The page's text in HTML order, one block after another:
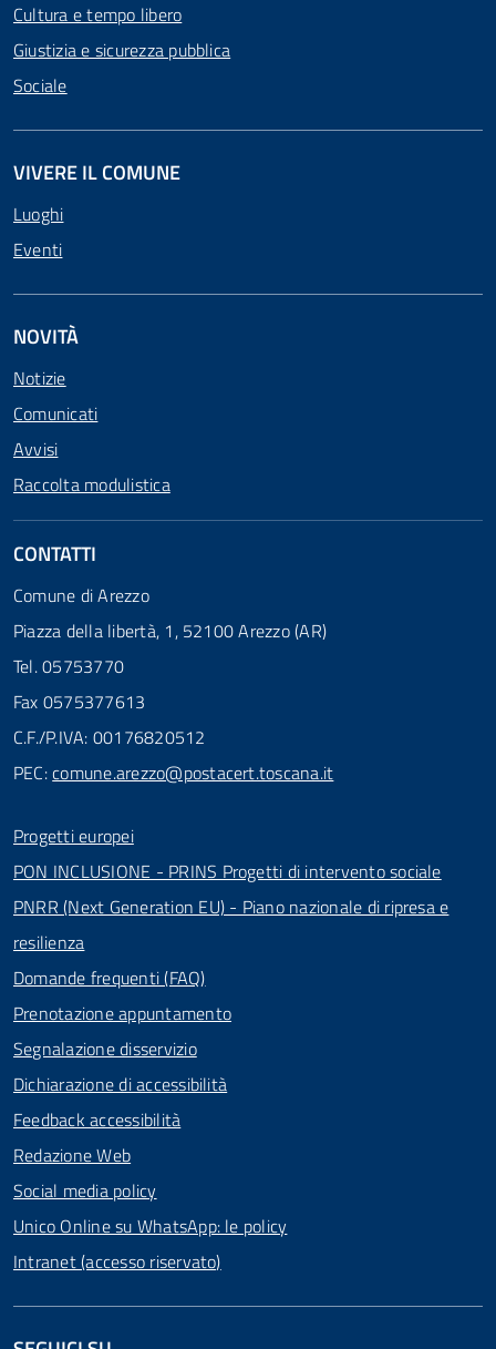
Cultura e tempo libero
Giustizia e sicurezza pubblica
Sociale
VIVERE IL COMUNE
Luoghi
Eventi
NOVITÀ
Notizie
Comunicati
Avvisi
Raccolta modulistica
CONTATTI
Comune di Arezzo
Piazza della libertà, 1, 52100 Arezzo (AR)
Tel. 05753770
Fax 0575377613
C.F./P.IVA: 00176820512
PEC:comune.arezzo@postacert.toscana.it
Progetti europei
PON INCLUSIONE - PRINS Progetti di intervento sociale
PNRR (Next Generation EU) - Piano nazionale di ripresa e
resilienza
Domande frequenti (FAQ)
Prenotazione appuntamento
Segnalazione disservizio
Dichiarazione di accessibilità
Feedback accessibilità
Redazione Web
Social media policy
Unico Online su WhatsApp: le policy
Intranet (accesso riservato)